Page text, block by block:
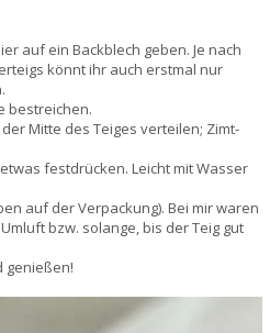
auf ein Backblech geben. Je nach
könnt ihr auch erstmal nur
bestreichen.
Mitte des Teiges verteilen; Zimt-
festdrücken. Leicht mit Wasser
auf der Verpackung). Bei mir waren
bzw. solange, bis der Teig gut
genießen!